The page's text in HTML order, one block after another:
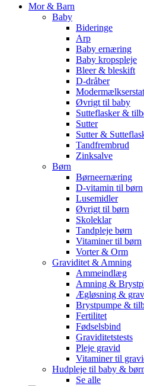
Mor & Barn
Baby
Bideringe
Arp
Baby ernæring
Baby kropspleje
Bleer & bleskift
D-dråber
Øvrigt til baby
Sutteflasker &
Sutter
Sutter &
Tandfrembrud
Zinksalve
Børn
Børneernæring
D-vitamin til børn
Lusemidler
Øvrigt til børn
Skoleklar
Tandpleje børn
Vitaminer til børn
Vorter & Orm
Graviditet & Amning
Ammeindlæg
Amning &
Ægløsning &
Brystpumpe &
Fertilitet
Fødselsbind
Graviditetstests
Pleje gravid
Vitaminer til
Hudpleje til baby &
Se alle